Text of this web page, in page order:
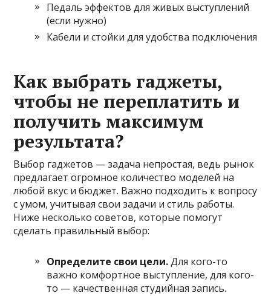
Педаль эффектов для живых выступлений
(если нужно)
Кабели и стойки для удобства подключения
Как выбрать гаджеты,
чтобы не переплатить и
получить максимум
результата?
Выбор гаджетов — задача непростая, ведь рынок
предлагает огромное количество моделей на
любой вкус и бюджет. Важно подходить к вопросу
с умом, учитывая свои задачи и стиль работы.
Ниже несколько советов, которые помогут
сделать правильный выбор:
Определите свои цели.Для кого-то
важно комфортное выступление, для кого-
то — качественная студийная запись.